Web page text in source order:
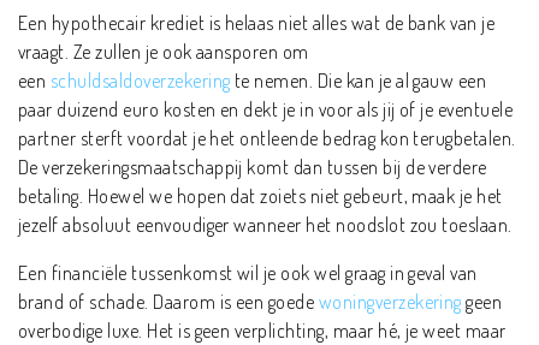
Een hypothecair krediet is helaas niet alles wat de bank van je
vraagt. Ze zullen je ook aansporen om
een schuldsaldoverzekeringte nemen. Die kan je al gauw een
paar duizend euro kosten en dekt je in voor als jij of je eventuele
partner sterft voordat je het ontleende bedrag kon terugbetalen.
De verzekeringsmaatschappij komt dan tussen bij de verdere
betaling. Hoewel we hopen dat zoiets niet gebeurt, maak je het
jezelf absoluut eenvoudiger wanneer het noodslot zou toeslaan.
Een financiële tussenkomst wil je ook wel graag in geval van
brand of schade. Daarom is een goede woningverzekeringgeen
overbodige luxe. Het is geen verplichting, maar hé, je weet maar